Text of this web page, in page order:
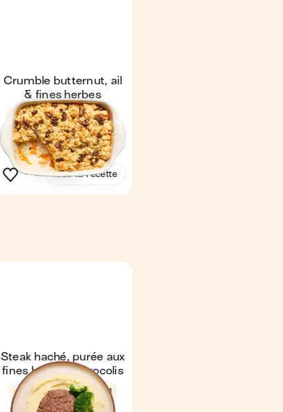
Crumble butternut, ail
& fines herbes
3,6 57 min 2
Voir la recette
Steak haché, purée aux
fines herbes & brocolis
4,9 21 min 1